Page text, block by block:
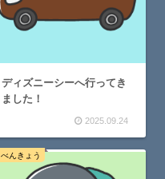
ディズニーシーへ行ってき
ました！
2025.09.24
べんきょう